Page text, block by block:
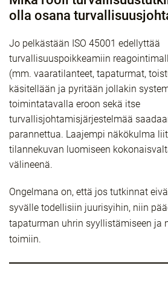
olla osana
Jo pelkästään ISO 45001 edellyttää
turvallisuuspoikkeamiin
(mm. vaaratilanteet, tapaturmat, tois
käsitellään ja pyritään jollakin
toimintatavalla eroon sekä itse
turvallisjohtamisjärjestelmää
parannettua. Laajempi näkökulma
tilannekuvan luomiseen
välineenä.
Ongelmana on, että jos tutkinnat
syvälle todellisiin juurisyihin, niin
tapaturman uhrin syyllistämiseen ja
toimiin.